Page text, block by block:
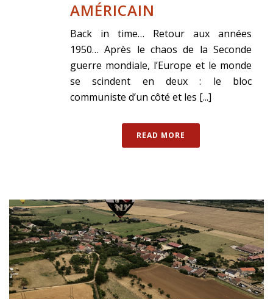
AMÉRICAIN
Back in time… Retour aux années
1950… Après le chaos de la Seconde
guerre mondiale, l’Europe et le monde
se scindent en deux : le bloc
communiste d’un côté et les [...]
READ MORE